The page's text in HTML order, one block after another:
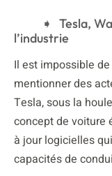
Tesla,
l’industrie
Il est impossible
mentionner des
Tesla, sous la
concept de voiture
à jour logicielles
capacités de